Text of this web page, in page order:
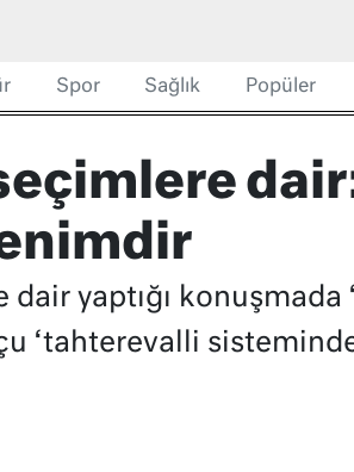
Spor Sağlık Popüler
yaptığı konuşmada
‘tahterevalli